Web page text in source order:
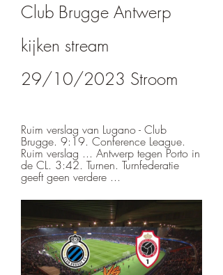
Club Brugge Antwerp
kijken stream
29/10/2023 Stroom
Ruim verslag van Lugano - Club
Brugge. 9:19. Conference League.
Ruim verslag ... Antwerp tegen Porto in
de CL. 3:42. Turnen. Turnfederatie
geeft geen verdere ...